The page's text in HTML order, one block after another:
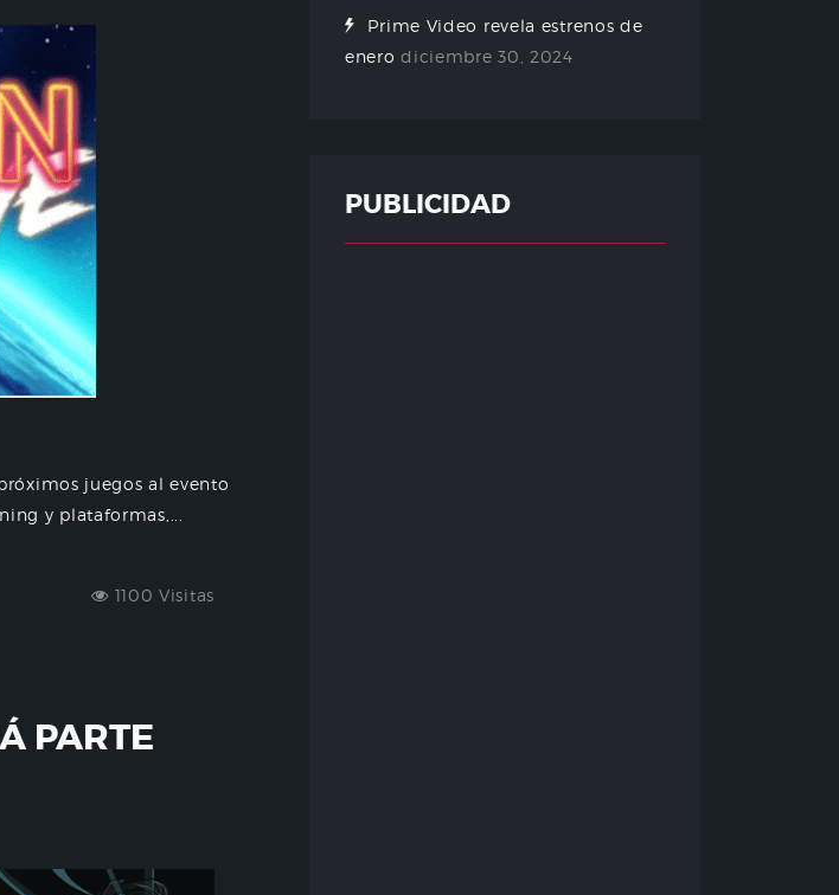
juegos al evento
y plataformas,...
1100 Visitas
PARTE
Prime Video revela estrenos de
enero diciembre 30, 2024
PUBLICIDAD